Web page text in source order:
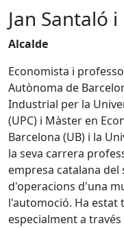
Jan Santaló
Alcalde
Economista i
Autònoma de
Industrial per la
(UPC) i Màster en
Barcelona (UB) i la
la seva carrera
empresa catalana
d'operacions d'una
l'automoció. Ha estat
especialment a